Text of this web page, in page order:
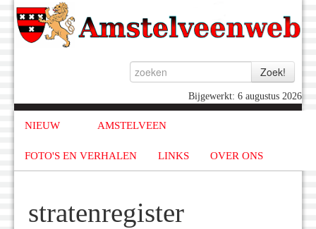
Bijgewerkt: 6 augustus 2026
NIEUW AMSTELVEEN
FOTO'S EN VERHALEN LINKS OVER ONS
stratenregister